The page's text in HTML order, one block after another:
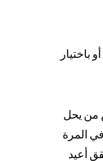
باختيار
من يحل
المرة
أعيد